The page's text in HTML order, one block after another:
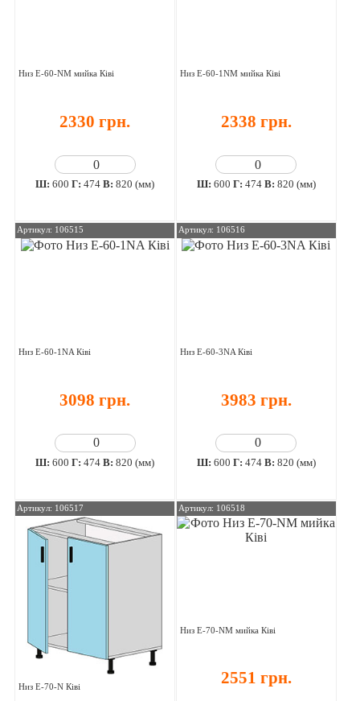
Низ E-60-NM мийка Ківі
2330 грн.
Ш:600 Г:474 В:820 (мм)
Низ E-60-1NM мийка Ківі
2338 грн.
Ш: 600 Г: 474В: 820 (мм)
Артикул: 106515
Низ E-60-1NA Ківі
3098 грн.
Ш:600 Г:474 В:820 (мм)
Артикул: 106516
Низ E-60-3NA Ківі
3983 грн.
Ш: 600 Г: 474В: 820 (мм)
Артикул: 106517
Низ E-70-N Ківі
Артикул: 106518
Низ E-70-NM мийка Ківі
2551 грн.